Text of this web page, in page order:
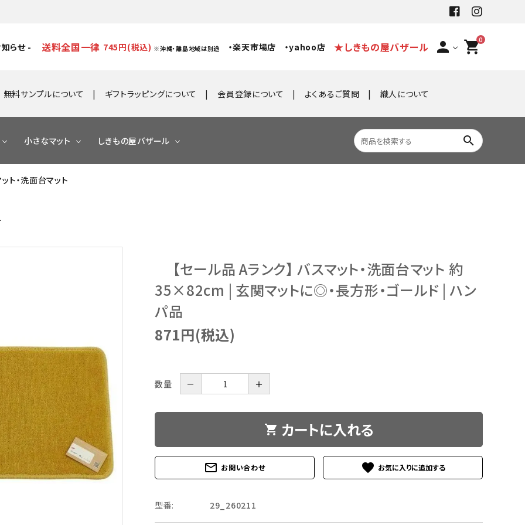
らせ - 送料全国一律 745円(税込) ※沖縄・離島地域は別途 ・楽天市場店 ・yahoo店 ★しきもの屋バザール person 0
shopping_cart
無料サンプルについて ギフトラッピングについて 会員登録について よくあるご質問 織人について
小さなマット しきもの屋バザール search
ト・洗面台マット
【セール品 Aランク】 バスマット・洗面台マット 約
35×82cm | 玄関マットに◎・長方形・ゴールド | ハン
パ品
871円(税込)
数量 － ＋
shopping_cart カートに入れる
mail_outline お問い合わせ favorite
型番: 29_260211